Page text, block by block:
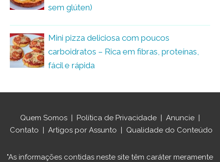
sem glúten)
Mini pizza deliciosa com poucos
carboidratos – Rica em fibras, proteínas,
fácil e rápida
Quem Somos Política de Privacidade Anuncie
Contato
Artigos por Assunto Qualidade do Conteúdo
"As informações contidas neste site têm caráter meramente